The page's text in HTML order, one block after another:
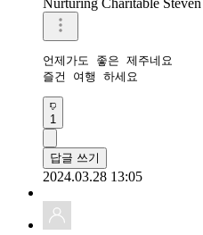
언제가도 좋은 제주네요
즐건 여행 하세요
1
답글 쓰기
2024.03.28 13:05